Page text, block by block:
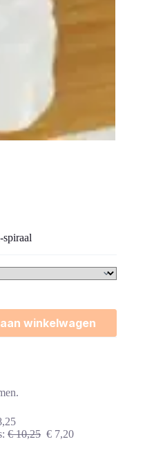
spiraal
winkelwagen
€ 10,25 € 7,20